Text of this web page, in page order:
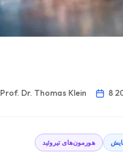
توسط Prof. Dr. Thomas Klein
هورمون‌های تیروئید